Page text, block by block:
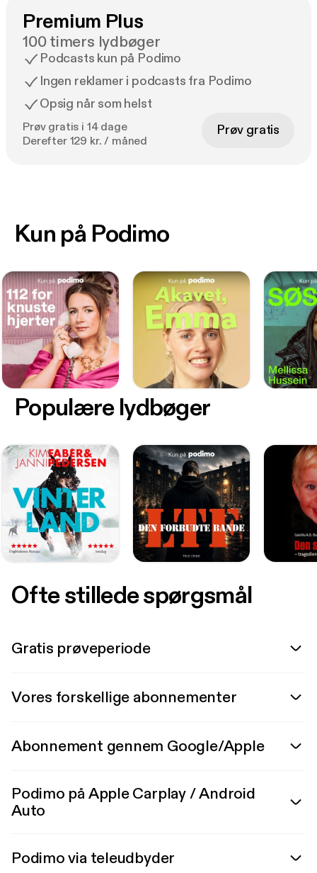
Premium Plus
100 timers lydbøger
Podcasts kun på Podimo
Ingen reklamer i podcasts fra Podimo
Opsig når som helst
Prøv gratis i 14 dage
Derefter 129 kr. / måned
Prøv gratis
Kun på Podimo
Populære lydbøger
Ofte stillede spørgsmål
Gratis prøveperiode
Vores forskellige abonnementer
Abonnement gennem Google/Apple
Podimo på Apple Carplay / Android
Auto
Podimo via teleudbyder